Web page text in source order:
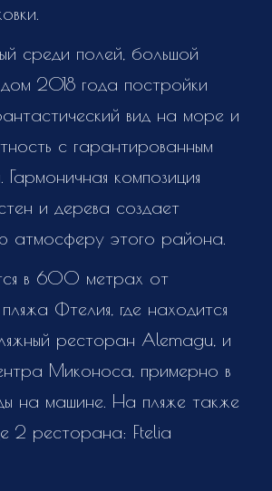
среди полей, большой
2018 года постройки
вид на море и
с гарантированным
Гармоничная композиция
и дерева создает
атмосферу этого района.
в 600 метрах от
Фтелия, где находится
ресторан Alemagu, и
Миконоса, примерно в
на машине. На пляже также
2 ресторана: Ftelia